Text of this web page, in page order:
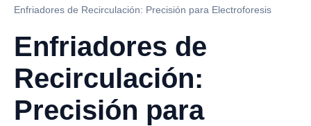
Enfriadores de Recirculación: Precisión para Electroforesis
Enfriadores de
Recirculación:
Precisión para